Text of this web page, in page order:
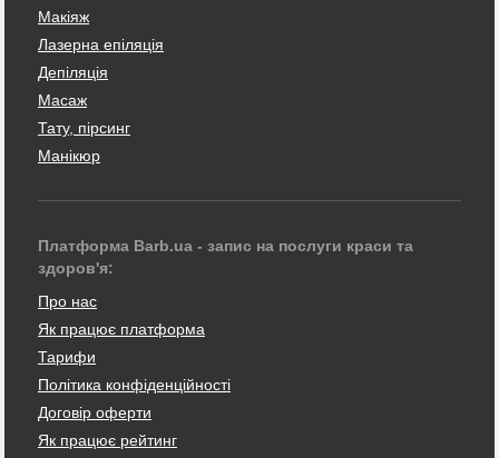
Макіяж
Лазерна епіляція
Депіляція
Масаж
Тату, пірсинг
Манікюр
Платформа Barb.ua - запис на послуги краси та
здоров'я:
Про нас
Як працює платформа
Тарифи
Політика конфіденційності
Договір оферти
Як працює рейтинг